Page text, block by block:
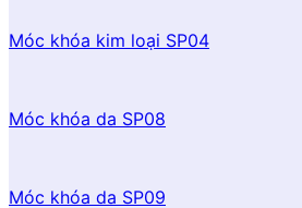
Móc khóa kim loại SP04
Móc khóa da SP08
Móc khóa da SP09